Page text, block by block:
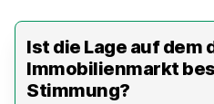
Ist die Lage auf dem
Immobilienmarkt
Stimmung?